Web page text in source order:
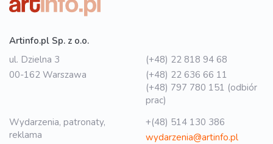
Artinfo.pl Sp. z o.o.
ul. Dzielna 3
00-162 Warszawa
(+48) 22 818 94 68
(+48) 22 636 66 11
(+48) 797 780 151 (odbiór
prac)
Wydarzenia, patronaty,
reklama
+(48) 514 130 386
wydarzenia@artinfo.pl